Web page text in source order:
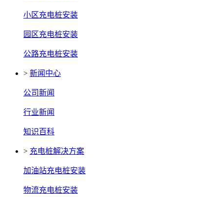
小区充电桩安装
园区充电桩安装
公路充电桩安装
> 新闻中心
公司新闻
行业新闻
知识百科
> 充电桩解决方案
加油站充电桩安装
物流充电桩安装